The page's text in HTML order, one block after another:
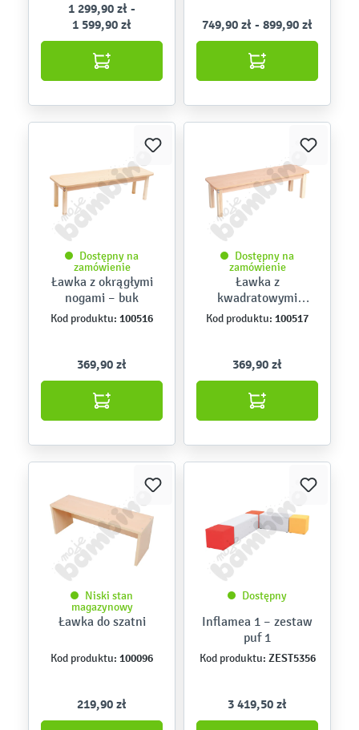
1 299,90 zł -
1 599,90 zł
749,90 zł - 899,90 zł
Dostępny na
zamówienie
Ławka z okrągłymi
nogami – buk
Kod produktu: 100516
369,90 zł
Dostępny na
zamówienie
Ławka z
kwadratowymi
nogami – buk
Kod produktu: 100517
369,90 zł
Niski stan
magazynowy
Ławka do szatni
Kod produktu: 100096
219,90 zł
Dostępny
Inflamea 1 – zestaw
puf 1
Kod produktu: ZEST5356
3 419,50 zł